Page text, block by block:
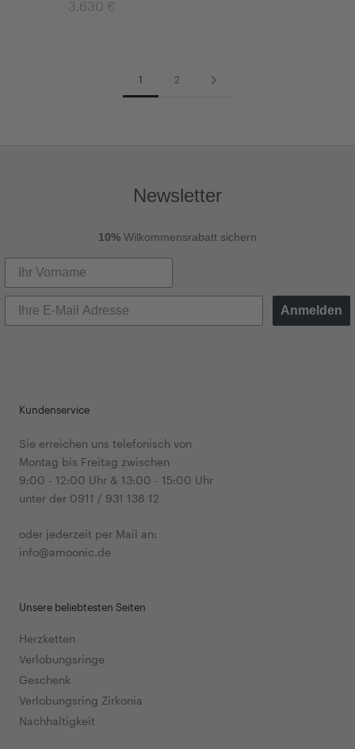
1 2
Newsletter
10% Wilkommensrabatt sichern
Anmelden
Kundenservice
Sie erreichen uns telefonisch von
Montag bis Freitag zwischen
9:00 - 12:00 Uhr & 13:00 - 15:00 Uhr
unter der 0911 / 931 138 12
oder jederzeit per Mail an:
info@amoonic.de
Unsere beliebtesten Seiten
Herzketten
Verlobungsringe
Geschenk
Verlobungsring Zirkonia
Nachhaltigkeit